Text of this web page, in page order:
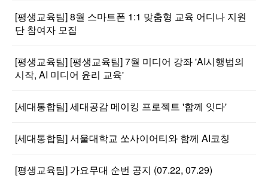
[평생교육팀] 8월 스마트폰 1:1 맞춤형 교육 어디나 지원
단 참여자 모집
[평생교육팀] [평생교육팀] 7월 미디어 강좌 'AI시행법의
시작, AI 미디어 윤리 교육'
[세대통합팀] 세대공감 메이킹 프로젝트 '함께 잇다'
[세대통합팀] 서울대학교 쏘사이어티와 함께 AI코칭
[평생교육팀] 가요무대 순번 공지 (07.22, 07.29)